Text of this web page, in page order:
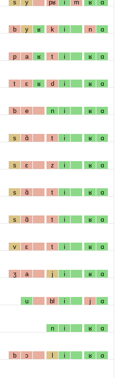
s y pʁ i m ʁ ɑ
b y ʁ k i n ɑ
p a ʁ t i ʁ ɑ
t ɛ ʁ d i ʁ ɑ
b e n i ʁ ɑ
s ɑ̃ t i ʁ ɑ
s ɛ z i ʁ ɑ
s ɑ̃ t i ʁ ɑ
s ɑ̃ t i ʁ ɑ
v ɛ t i ʁ ɑ
ʒ a j i ʁ ɑ
u bl i j ɑ
n i ʁ ɑ
b ɔ l i ʁ ɑ